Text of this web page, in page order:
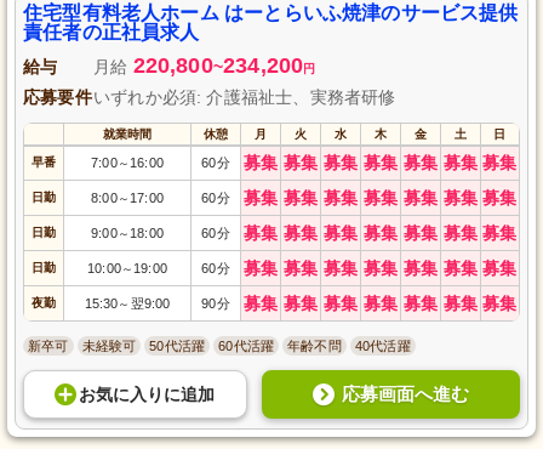
住宅型有料老人ホーム はーとらいふ焼津のサービス提供
責任者の正社員求人
給与 月給 220,800~234,200円
応募要件いずれか必須: 介護福祉士、実務者研修
就業時間 休憩 月 火 水 木 金 土 日
早番 7:00～ 16:00 60分 募集 募集 募集 募集 募集 募集 募集
日勤 8:00～ 17:00 60分 募集 募集 募集 募集 募集 募集 募集
日勤 9:00～ 18:00 60分 募集 募集 募集 募集 募集 募集 募集
日勤 10:00～ 19:00 60分 募集 募集 募集 募集 募集 募集 募集
夜勤 15:30～ 翌9:00 90分 募集 募集 募集 募集 募集 募集 募集
新卒可 未経験可 50代活躍 60代活躍 年齢不問 40代活躍
お気に入り に追加 応募画面へ進む